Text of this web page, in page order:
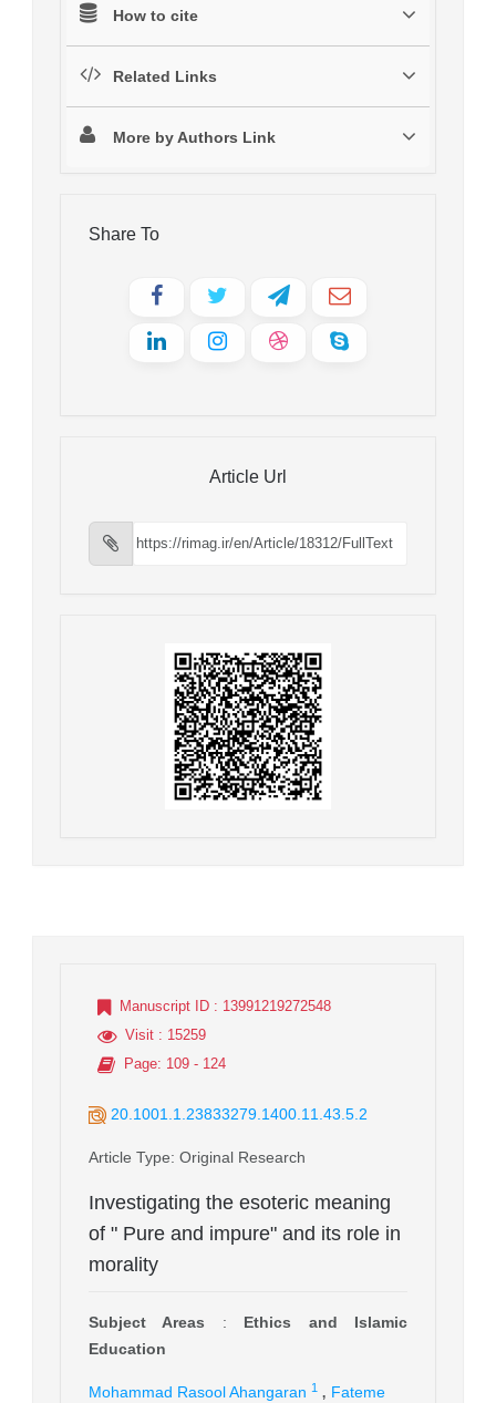
How to cite
Related Links
More by Authors Link
Share To
Article Url
Manuscript ID : 13991219272548
Visit : 15259
Page: 109 - 124
20.1001.1.23833279.1400.11.43.5.2
Article Type: Original Research
Investigating the esoteric meaning
of " Pure and impure" and its role in
morality
Subject Areas : Ethics and Islamic
Education
Mohammad Rasool Ahangaran 1 , Fateme